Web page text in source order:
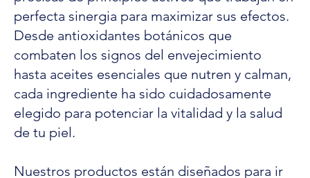
perfecta sinergia para maximizar sus efectos.
Desde antioxidantes botánicos que
combaten los signos del envejecimiento
hasta aceites esenciales que nutren y calman,
cada ingrediente ha sido cuidadosamente
elegido para potenciar la vitalidad y la salud
de tu piel.
Nuestros productos están diseñados para ir